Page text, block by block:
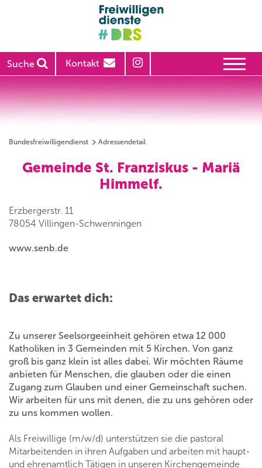
Suche Kontakt
Bundesfreiwilligendienst Adressendetail
Gemeinde St. Franziskus - Mariä
Himmelf.
Erzbergerstr. 11
78054 Villingen-Schwenningen
www.senb.de
Das erwartet dich:
Zu unserer Seelsorgeeinheit gehören etwa 12 000
Katholiken in 3 Gemeinden mit 5 Kirchen. Von ganz
groß bis ganz klein ist alles dabei. Wir möchten Räume
anbieten für Menschen, die glauben oder die einen
Zugang zum Glauben und einer Gemeinschaft suchen.
Wir arbeiten für uns mit denen, die zu uns gehören oder
zu uns kommen wollen.
Als Freiwillige (m/w/d) unterstützen sie die pastoral
Mitarbeitenden in ihren Aufgaben und arbeiten mit haupt-
und ehrenamtlich Tätigen in unseren Kirchengemeinde